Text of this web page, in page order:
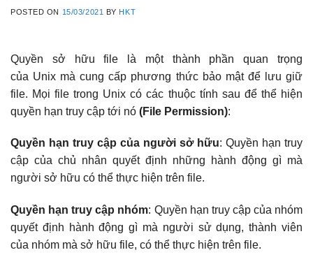
POSTED ON 15/03/2021 BY HKT
Quyền sở hữu file là một thành phần quan trọng
của Unix mà cung cấp phương thức bảo mật để lưu giữ
file. Mọi file trong Unix có các thuộc tính sau để thể hiện
quyền hạn truy cập tới nó (File Permission):
Quyền hạn truy cập của người sở hữu: Quyền hạn truy
cập của chủ nhân quyết định những hành động gì mà
người sở hữu có thể thực hiện trên file.
Quyền hạn truy cập nhóm: Quyền hạn truy cập của nhóm
quyết định hành động gì mà người sử dụng, thành viên
của nhóm mà sở hữu file, có thể thực hiện trên file.